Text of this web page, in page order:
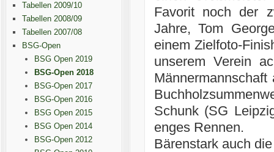
Tabellen 2009/10
Tabellen 2008/09
Tabellen 2007/08
BSG-Open
BSG Open 2019
BSG-Open 2018
BSG-Open 2017
BSG-Open 2016
BSG Open 2015
BSG Open 2014
BSG-Open 2012
Favorit noch der
Jahre, Tom
einem Zielfoto-
unserem Verein
Schunk (SG
enges Rennen.
Bärenstark auch